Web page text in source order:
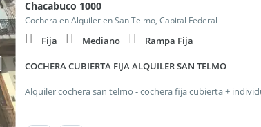
Chacabuco 1000
Cochera en Alquiler en San Telmo, Capital Federal
Fija Mediano Rampa Fija
COCHERA CUBIERTA FIJA ALQUILER SAN TELMO
Alquiler cochera san telmo - cochera fija cubierta +